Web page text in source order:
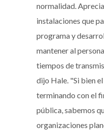
normalidad.
instalaciones que
programa y
mantener al
tiempos de
dijo Hale. "Si bien
terminando con el
pública, sabemos
organizaciones